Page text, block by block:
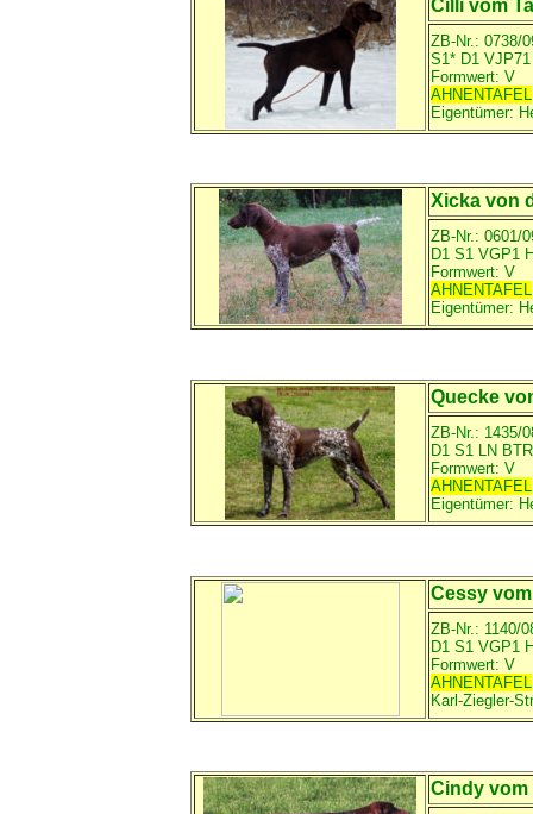
Cilli vom
ZB-Nr.: 0738/
S1* D1
Formwert: V
AHNENTAFEL
Eigentümer:
Xicka von
ZB-Nr.: 0601/
D1 S1 VGP1
Formwert: V
AHNENTAFEL
Eigentümer:
Quecke
ZB-Nr.: 1435/
D1 S1 LN
Formwert: V
AHNENTAFEL
Eigentümer:
Cessy
ZB-Nr.: 1140/
D1 S1 VGP1
Formwert: V
AHNENTAFEL
Karl-Ziegler-
Cindy vom